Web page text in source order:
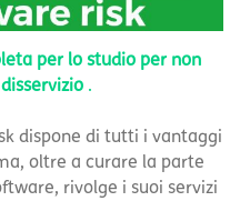
per lo studio per non
.
dispone di tutti i vantaggi
oltre a curare la parte
rivolge i suoi servizi